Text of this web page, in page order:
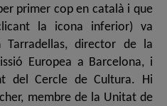
primer cop en català i que
la icona inferior) va
Tarradellas, director de la
Europea a Barcelona, i
del Cercle de Cultura. Hi
membre de la Unitat de